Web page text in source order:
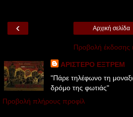
‹ Αρχική σελίδα
Προβολή έκδοσης
ΑΡΙΣΤΕΡΟ ΕΞΤΡΕΜ
"Πάρε τηλέφωνο τη
δρόμο της φωτιάς"
Προβολή πλήρους προφίλ